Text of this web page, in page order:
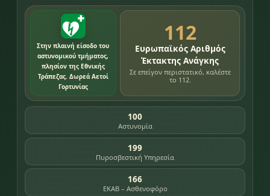
Στην πλαινή είσοδο του
αστυνομικού τμήματος,
πλησίον της Εθνικής
Τράπεζας. Δωρεά Αετοί
Γορτυνίας
112
Ευρωπαϊκός Αριθμός
Έκτακτης Ανάγκης
Σε επείγον περιστατικό, καλέστε
το 112.
100
Αστυνομία
199
Πυροσβεστική Υπηρεσία
166
ΕΚΑΒ – Ασθενοφόρο